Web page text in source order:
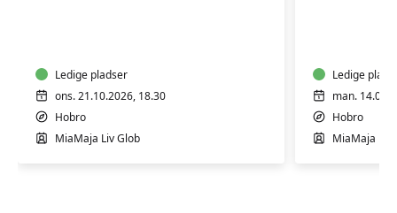
let
øvede
Ledige pladser
ons. 21.10.2026, 18.30
Hobro
MiaMaja Liv Glob
Ledige
man.
Hobro
MiaMaja Liv